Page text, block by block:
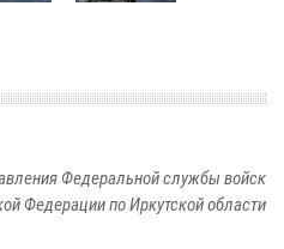
Федеральной службы войск
Федерации по Иркутской области